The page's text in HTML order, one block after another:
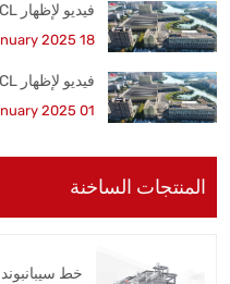
فيديو لإظهار CL
18 January 2025
فيديو لإظهار CL
01 January 2025
المنتجات الساخنة
خط سيبانبوند S